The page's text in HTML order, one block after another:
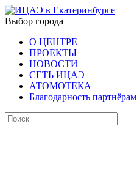
Выбор города
О ЦЕНТРЕ
ПРОЕКТЫ
НОВОСТИ
СЕТЬ ИЦАЭ
АТОМОТЕКА
Благодарность партнёрам